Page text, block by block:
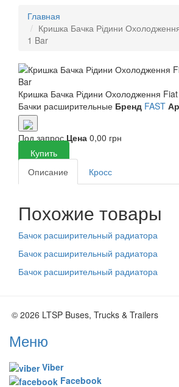
Главная
Кришка Бачка Рідини
1 Bar
Кришка Бачка Рідини Охолодження
Бачки расширительные Бренд FAST
Под запрос Цена 0,00 грн
Купить
Описание
Кросс
Похожие товары
Бачок расширительный радиатора
Бачок расширительный радиатора
Бачок расширительный радиатора
© 2026 LTSP Buses, Trucks & Trailers
Меню
Viber
Facebook